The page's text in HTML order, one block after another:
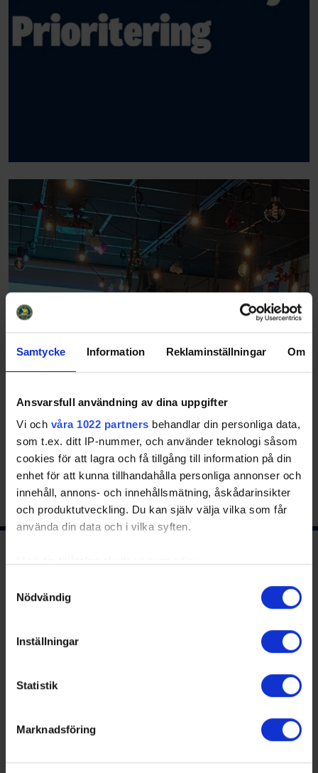
Samtycke Information Reklaminställningar Om
Ansvarsfull användning av dina uppgifter
Vi och våra 1022 partners behandlar din personliga data,
som t.ex. ditt IP-nummer, och använder teknologi såsom
cookies för att lagra och få tillgång till information på din
enhet för att kunna tillhandahålla personliga annonser och
innehåll, annons- och innehållsmätning, åskådarinsikter
och produktutveckling. Du kan själv välja vilka som får
använda din data och i vilka syften.
som kan ha en noggrannhet på upp till flera meter
Ta reda på mer om hur dina personliga uppgifter
Du kan ändra eller dra tillbaka ditt samtycke när som
Vi använder enhetsidentifierare för att anpassa innehållet
Nödvändig
Inställningar
Statistik
Marknadsföring